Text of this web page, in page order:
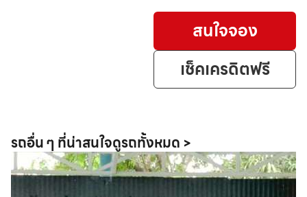
สนใจจอง
เช็คเครดิตฟรี
รถอื่น ๆ ที่น่าสนใจดูรถทั้งหมด >